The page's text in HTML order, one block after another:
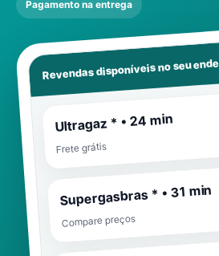
Pagamento na entrega
Revendas disponíveis no seu
Ultragaz * • 24 min
Frete grátis
Supergasbras * • 31 min
Compare preços